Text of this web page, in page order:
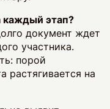
каждый этап?
документ ждет
участника.
порой
растягивается на